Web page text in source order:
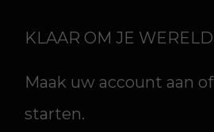
KLAAR OM JE
Maak uw account aan
starten.